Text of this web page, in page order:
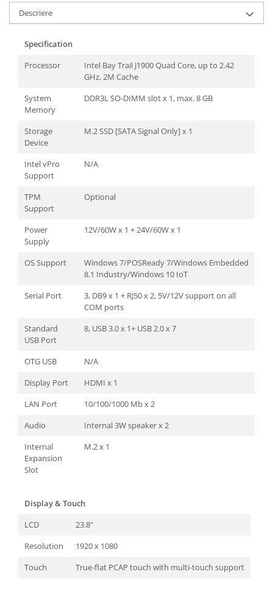
Tablete
Descriere
Specification
Processor
Intel Bay Trail J1900 Quad Core, up to 2.42
GHz, 2M Cache
System
Memory
DDR3L SO-DIMM slot x 1, max. 8 GB
Storage
Device
M.2 SSD [SATA Signal Only] x 1
Intel vPro
Support
N/A
TPM
Support
Optional
Power
Supply
12V/60W x 1 + 24V/60W x 1
OS Support
Windows 7/POSReady 7/Windows Embedded
8.1 Industry/Windows 10 IoT
Serial Port
3, DB9 x 1 + RJ50 x 2, 5V/12V support on all
COM ports
Standard
USB Port
8, USB 3.0 x 1+ USB 2.0 x 7
OTG USB
N/A
Display Port
HDMI x 1
LAN Port
10/100/1000 Mb x 2
Audio
Internal 3W speaker x 2
Internal
Expansion
Slot
M.2 x 1
Display & Touch
LCD
23.8"
Resolution
1920 x 1080
Touch
True-flat PCAP touch with multi-touch support